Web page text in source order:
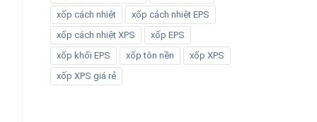
xốp cách nhiệt
xốp cách nhiệt EPS
xốp cách nhiệt XPS
xốp EPS
xốp khối EPS
xốp tôn nền
xốp XPS
xốp XPS giá rẻ